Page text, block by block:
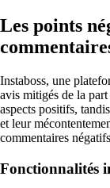
Les points
Instaboss, une
avis mitigés de la
aspects positifs,
et leur
commentaires
Fonctionnalités